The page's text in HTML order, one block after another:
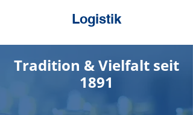
Logistik
Tradition & Vielfalt seit
1891